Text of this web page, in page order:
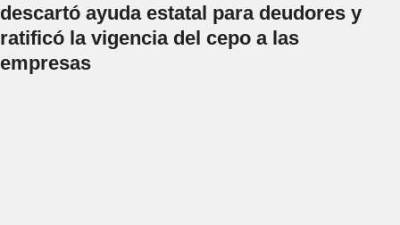
descartó ayuda estatal para deudores y
ratificó la vigencia del cepo a las
empresas